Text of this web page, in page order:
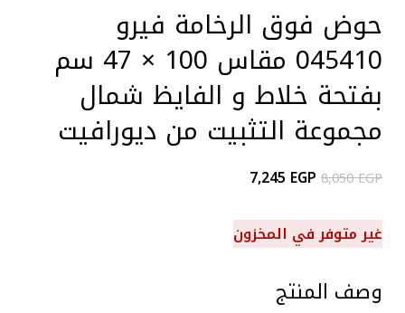
حوض فوق الرخامة فيرو
045410 مقاس 100 × 47 سم
بفتحة خلاط و الفايظ شمال
مجموعة التثبيت من ديورافيت
8,050EGP
7,245 EGP
غير متوفر في المخزون
وصف المنتج